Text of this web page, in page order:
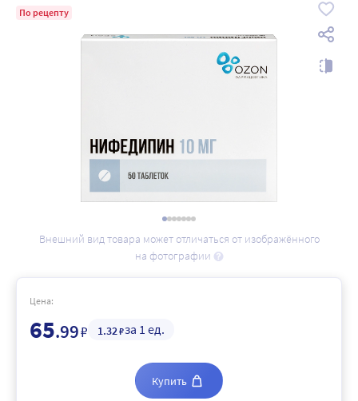
По рецепту
Внешний вид товара может отличаться от изображённого
на фотографии
Цена:
65.99₽ 1.32₽за 1 ед.
Купить